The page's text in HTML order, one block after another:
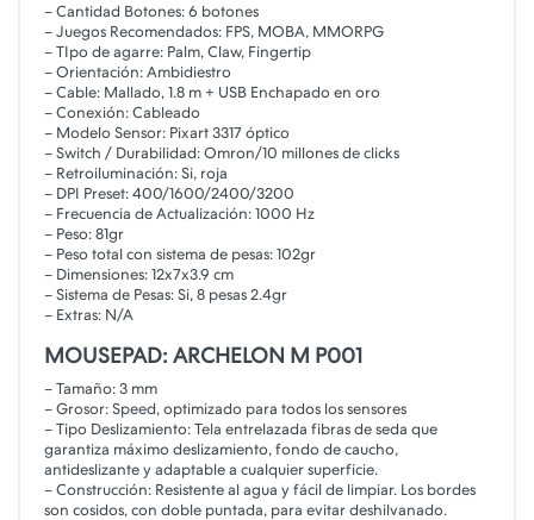
– Cantidad Botones: 6 botones
– Juegos Recomendados: FPS, MOBA, MMORPG
– TIpo de agarre: Palm, Claw, Fingertip
– Orientación: Ambidiestro
– Cable: Mallado, 1.8 m + USB Enchapado en oro
– Conexión: Cableado
– Modelo Sensor: Pixart 3317 óptico
– Switch / Durabilidad: Omron/10 millones de clicks
– Retroiluminación: Si, roja
– DPI Preset: 400/1600/2400/3200
– Frecuencia de Actualización: 1000 Hz
– Peso: 81gr
– Peso total con sistema de pesas: 102gr
– Dimensiones: 12x7x3.9 cm
– Sistema de Pesas: Si, 8 pesas 2.4gr
– Extras: N/A
MOUSEPAD: ARCHELON M P001
– Tamaño: 3 mm
– Grosor: Speed, optimizado para todos los sensores
– Tipo Deslizamiento: Tela entrelazada fibras de seda que
garantiza máximo deslizamiento, fondo de caucho,
antideslizante y adaptable a cualquier superficie.
– Construcción: Resistente al agua y fácil de limpiar. Los bordes
son cosidos, con doble puntada, para evitar deshilvanado.